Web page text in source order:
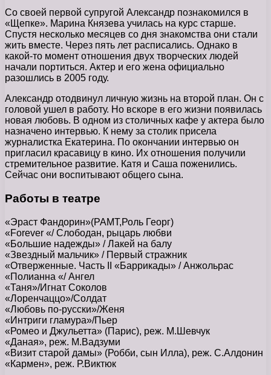
Со своей первой супругой Александр познакомился в
«Щепке». Марина Князева училась на курс старше.
Спустя несколько месяцев со дня знакомства они стали
жить вместе. Через пять лет расписались. Однако в
какой-то момент отношения двух творческих людей
начали портиться. Актер и его жена официально
разошлись в 2005 году.
Александр отодвинул личную жизнь на второй план. Он с
головой ушел в работу. Но вскоре в его жизни появилась
новая любовь. В одном из столичных кафе у актера было
назначено интервью. К нему за столик присела
журналистка Екатерина. По окончании интервью он
пригласил красавицу в кино. Их отношения получили
стремительное развитие. Катя и Саша поженились.
Сейчас они воспитывают общего сына.
Работы в театре
«Эраст Фандорин»(РАМТ,Роль Георг)
«Forever «/ Слободан, рыцарь любви
«Большие надежды» / Лакей на балу
«Звездный мальчик» / Первый стражник
«Отверженные. Часть II «Баррикады» / Анжольрас
«Полианна «/ Ангел
«Таня»/Игнат Соколов
«Лоренчаццо»/Солдат
«Любовь по-русски»/Женя
«Интриги гламура»/Пьер
«Ромео и Джульетта» (Парис), реж. М.Шевчук
«Даная», реж. М.Вадзуми
«Визит старой дамы» (Робби, сын Илла), реж. С.Алдонин
«Кармен», реж. Р.Виктюк